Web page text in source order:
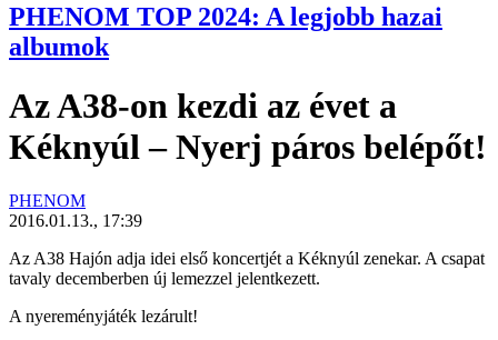
PHENOM TOP 2024: A legjobb hazai
albumok
Az A38-on kezdi az évet a
Kéknyúl – Nyerj páros belépőt!
PHENOM
2016.01.13., 17:39
Az A38 Hajón adja idei első koncertjét a Kéknyúl zenekar. A csapat
tavaly decemberben új lemezzel jelentkezett.
A nyereményjáték lezárult!